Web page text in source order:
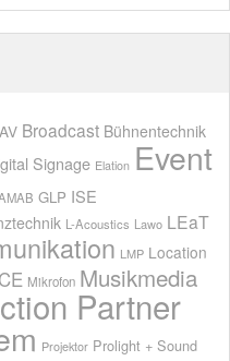
AV Broadcast Bühnentechnik
Signage Elation Event
GLP ISE
L-Acoustics Lawo LEaT
LMP Location
Mikrofon Musikmedia
Partner
Projektor Prolight + Sound